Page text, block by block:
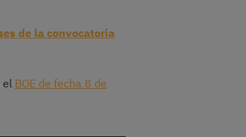
de la convocatoria
el BOE de fecha 8 de